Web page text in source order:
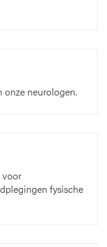
onze neurologen.
voor
fysische